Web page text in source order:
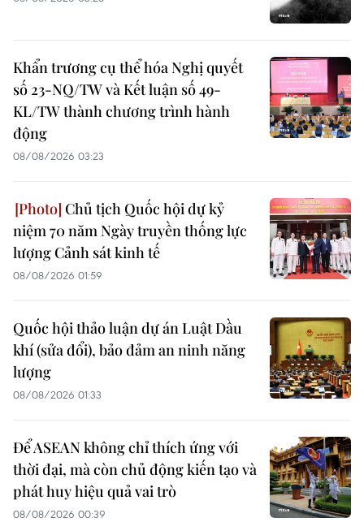
Khẩn trương cụ thể hóa Nghị quyết
số 23-NQ/TW và Kết luận số 49-
KL/TW thành chương trình hành
động
08/08/2026 03:23
Chủ tịch Quốc hội dự kỷ
niệm 70 năm Ngày truyền thống lực
lượng Cảnh sát kinh tế
08/08/2026 01:59
Quốc hội thảo luận dự án Luật Dầu
khí (sửa đổi), bảo đảm an ninh năng
lượng
08/08/2026 01:33
Để ASEAN không chỉ thích ứng với
thời đại, mà còn chủ động kiến tạo và
phát huy hiệu quả vai trò
08/08/2026 00:39